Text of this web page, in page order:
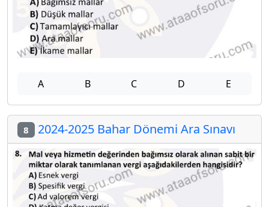
A B C D E
8 2024-2025 Bahar Dönemi Ara Sınavı